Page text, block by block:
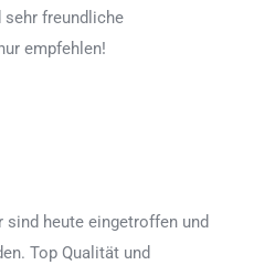
sehr freundliche
empfehlen!
sind heute eingetroffen und
Top Qualität und